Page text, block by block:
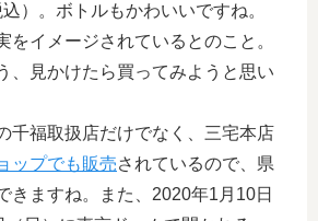
込）。ボトルもかわいいですね。
をイメージされているとのこと。
、見かけたら買ってみようと思い
千福取扱店だけでなく、三宅本店
ップでも販売されているので、県
きますね。また、2020年1月10日